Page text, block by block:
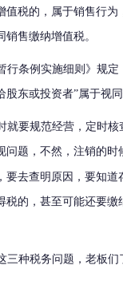
值税的，属于销售行为
售缴纳增值税。
行条例实施细则》规定
东或投资者”属于视同
就要规范经营，定时核
问题，不然，注销的时
要去查明原因，要知道
税的，甚至可能还要缴
三种税务问题 ，老板